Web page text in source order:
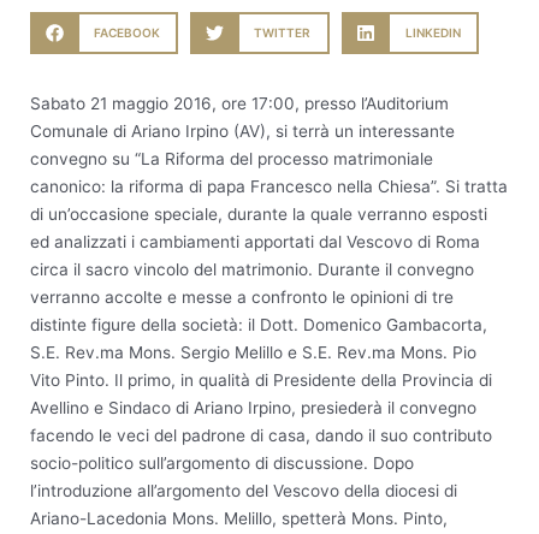
FACEBOOK TWITTER LINKEDIN
Sabato 21 maggio 2016, ore 17:00, presso l’Auditorium
Comunale di Ariano Irpino (AV), si terrà un interessante
convegno su “La Riforma del processo matrimoniale
canonico: la riforma di papa Francesco nella Chiesa”. Si tratta
di un’occasione speciale, durante la quale verranno esposti
ed analizzati i cambiamenti apportati dal Vescovo di Roma
circa il sacro vincolo del matrimonio. Durante il convegno
verranno accolte e messe a confronto le opinioni di tre
distinte figure della società: il Dott. Domenico Gambacorta,
S.E. Rev.ma Mons. Sergio Melillo e S.E. Rev.ma Mons. Pio
Vito Pinto. Il primo, in qualità di Presidente della Provincia di
Avellino e Sindaco di Ariano Irpino, presiederà il convegno
facendo le veci del padrone di casa, dando il suo contributo
socio-politico sull’argomento di discussione. Dopo
l’introduzione all’argomento del Vescovo della diocesi di
Ariano-Lacedonia Mons. Melillo, spetterà Mons. Pinto,